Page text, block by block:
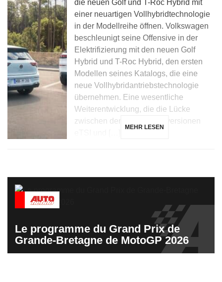
die neuen Golf und T-Roc Hybrid mit
einer neuartigen Vollhybridtechnologie
in der Modellreihe öffnen. Volkswagen
beschleunigt seine Offensive in der
Elektrifizierung mit den neuen Golf
Hybrid und T-Roc Hybrid, den ersten
Modellen seines Katalogs, die eine
neue Vollhybridantriebstechnologie
übernehmen. Eine wesentliche
Weiterentwicklung, die die Lücke
zwischen den Mikrohybridversionen
MEHR LESEN
Le programme du Grand Prix de
Grande-Bretagne de MotoGP 2026